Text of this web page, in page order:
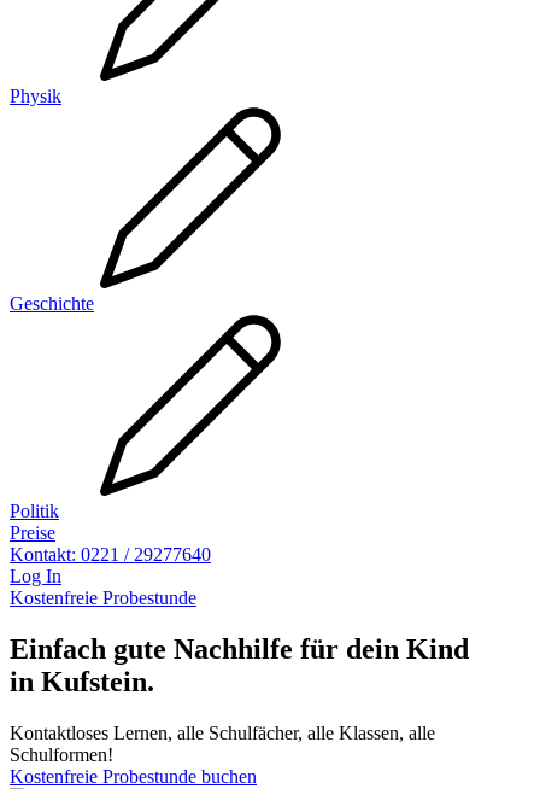
Physik
Geschichte
Politik
Preise
Kontakt: 0221 / 29277640
Log In
Kostenfreie Probestunde
Einfach gute Nachhilfe für dein Kind
in Kufstein.
Kontaktloses Lernen, alle Schulfächer, alle Klassen, alle
Schulformen!
Kostenfreie Probestunde buchen